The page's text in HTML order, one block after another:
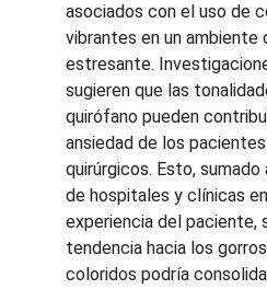
asociados con el uso de
vibrantes en un ambiente
estresante.
sugieren que las
quirófano pueden
ansiedad de los
quirúrgicos. Esto,
de hospitales y clínicas
experiencia del paciente,
tendencia hacia los
coloridos podría